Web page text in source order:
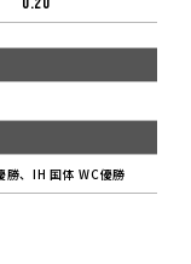
、IH 国体 WC優勝